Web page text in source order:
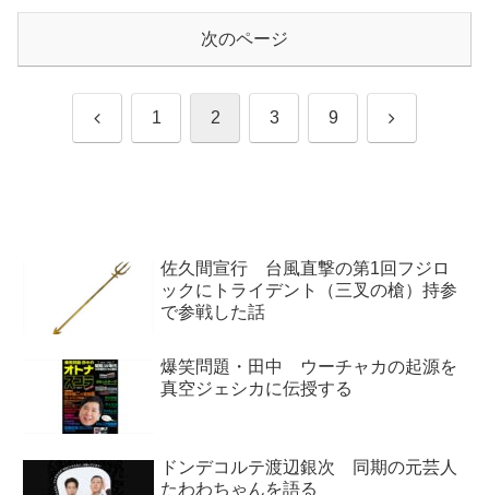
次のページ
前 1 2 3 9 次
佐久間宣行 台風直撃の第1回フジロ
ックにトライデント（三叉の槍）持参
で参戦した話
爆笑問題・田中 ウーチャカの起源を
真空ジェシカに伝授する
ドンデコルテ渡辺銀次 同期の元芸人
たわわちゃんを語る